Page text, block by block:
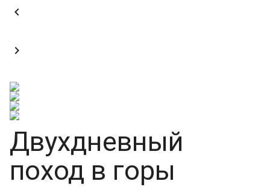


Двухдневный
поход в горы